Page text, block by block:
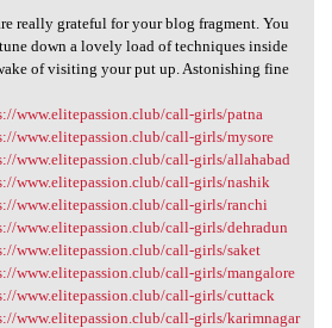
really grateful for
really grateful for your blog fragment. You
down a lovely load of techniques inside
of visiting your put up. Astonishing fine
www.elitepassion.club/call-girls/patna
www.elitepassion.club/call-girls/mysore
www.elitepassion.club/call-girls/allahabad
www.elitepassion.club/call-girls/nashik
www.elitepassion.club/call-girls/ranchi
www.elitepassion.club/call-girls/dehradun
www.elitepassion.club/call-girls/saket
www.elitepassion.club/call-girls/mangalore
www.elitepassion.club/call-girls/cuttack
www.elitepassion.club/call-girls/karimnagar